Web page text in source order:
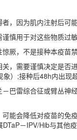
，因为肌内注射后可
慎用于对这些物质过
厥，不是接种本疫
，需要谨慎决定是
）;接种后48h内出
巴雷综合征或臂丛
能会降低对疫苗的
－IPV/Hib与其